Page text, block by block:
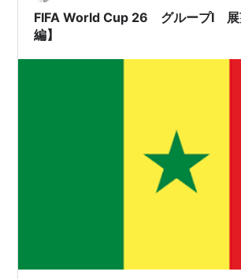
イングランド、アルゼンチン、ナイジ
表例。
FIFA World Cup 26 グループI 展
編】